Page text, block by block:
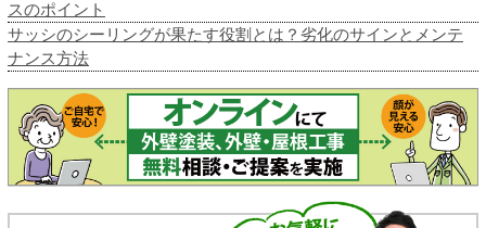
スのポイント
サッシのシーリングが果たす役割とは？劣化のサインとメンテ
ナンス方法